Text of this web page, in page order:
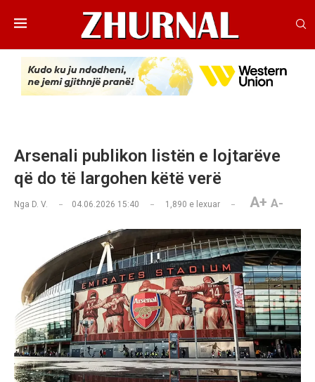
Arsenali publikon listën e lojtarëve
që do të largohen këtë verë
Nga D. V. 04.06.2026 15:40 1,890 e lexuar A+ A-